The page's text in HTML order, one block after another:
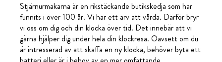
Stjärnurmakarna är en rikstäckande butikskedja som har
funnits i över 100 år. Vi har ett arv att vårda. Därför bryr
vi oss om dig och din klocka över tid. Det innebär att vi
gärna hjälper dig under hela din klockresa. Oavsett om du
är intresserad av att skaffa en ny klocka, behöver byta ett